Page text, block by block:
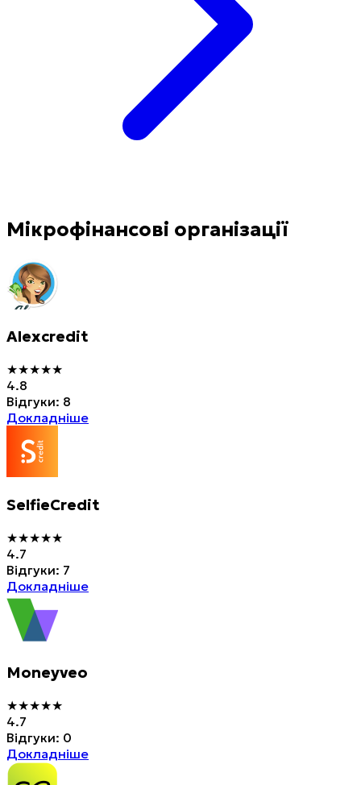
Мікрофінансові організації
Alexcredit
★★★★★
4.8
Відгуки: 8
Докладніше
SelfieCredit
★★★★★
4.7
Відгуки: 7
Докладніше
Moneyveo
★★★★★
4.7
Відгуки: 0
Докладніше